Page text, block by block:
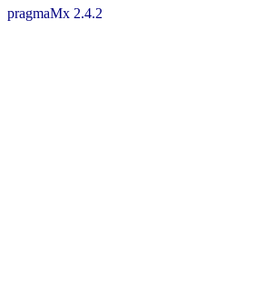
pragmaMx 2.4.2